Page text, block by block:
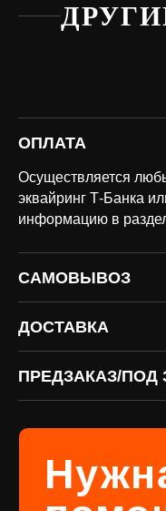
ОПЛАТА
Осуществляется
эквайринг Т-Банка
информацию в
САМОВЫВОЗ
ДОСТАВКА
ПРЕДЗАКАЗ/ПОД
Нужна
оплата и
Доставка по всей